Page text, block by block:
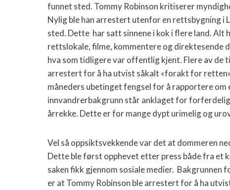
funnet sted. Tommy Robinson kritiserer
Nylig ble han arrestert utenfor en rettsbygning i
sted. Dette har satt sinnene i kok i flere land. Alt
rettslokale, filme, kommentere og direktesende
hva som tidligere var offentlig kjent. Flere av de
arrestert for å ha utvist såkalt «forakt for
måneders ubetinget fengsel for å rapportere
innvandrerbakgrunn står anklaget for
årrekke. Dette er for mange dypt urimelig og
Vel så oppsiktsvekkende var det at dommeren
Dette ble først opphevet etter press både fra et
saken fikk gjennom sosiale medier. Bakgrunnen
er at Tommy Robinson ble arrestert for å ha